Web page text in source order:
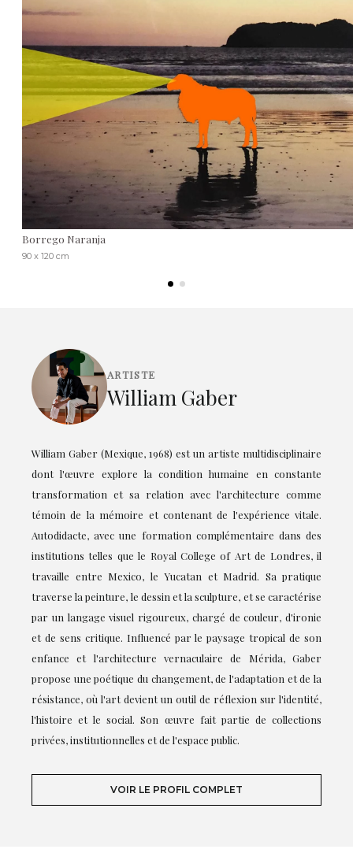
Borrego Naranja
90 x 120 cm
ARTISTE
William Gaber
William Gaber (Mexique, 1968) est un artiste multidisciplinaire
dont l'œuvre explore la condition humaine en constante
transformation et sa relation avec l'architecture comme
témoin de la mémoire et contenant de l'expérience vitale.
Autodidacte, avec une formation complémentaire dans des
institutions telles que le Royal College of Art de Londres, il
travaille entre Mexico, le Yucatan et Madrid. Sa pratique
traverse la peinture, le dessin et la sculpture, et se caractérise
par un langage visuel rigoureux, chargé de couleur, d'ironie
et de sens critique. Influencé par le paysage tropical de son
enfance et l'architecture vernaculaire de Mérida, Gaber
propose une poétique du changement, de l'adaptation et de la
résistance, où l'art devient un outil de réflexion sur l'identité,
l'histoire et le social. Son œuvre fait partie de collections
privées, institutionnelles et de l'espace public.
VOIR LE PROFIL COMPLET